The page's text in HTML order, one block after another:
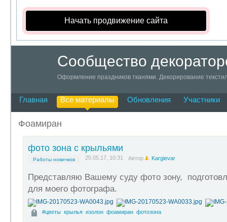
Начать продвижение сайта
Сообщество
Оформление праздников тканями. Декорирование
Главная Все материалы Обновления Участники
Фоамиран
фото зона с крыльями
Работы новичков 25.05.17, 10:31 Автор Kargievar
Представляю Вашему суду фото зону,
для моего фотографа.
#цветы крылья изолон фоамиран фотозона